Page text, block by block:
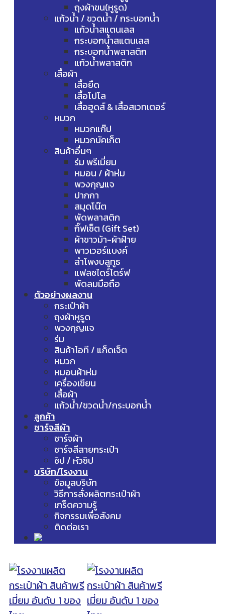
ถุงผ้าขน(หูรูด)
แก้วน้ำ / ขวดน้ำ / กระบอกน้ำ
แก้วน้ำสแตนเลส
กระบอกน้ำสแตนเลส
กระบอกน้ำพลาสติก
แก้วน้ำพลาสติก
เสื้อผ้า
เสื้อยืด
เสื้อโปโล
เสื้อฮูดส์ & เสื้อสเวทเตอร์
หมวก
หมวกแก๊ป
หมวกบัคเก็ต
สินค้าอื่นๆ
ร่ม พรีเมี่ยม
หมอน / ผ้าห่ม
พวงกุญแจ
ปากกา
สมุดโน๊ต
พัดพลาสติก
กิ๊ฟเซ็ต (Gift Set)
ผ้าขาวม้า-ผ้าฝ้าย
พาวเวอร์แบงค์
ลำโพงบลูทูธ
แฟลชไดร์ไดร์ฟ
พัดลมมือถือ
ตัวอย่างผลงาน
กระเป๋าผ้า
ถุงผ้าหูรูด
พวงกุญแจ
ร่ม
สินค้าไอที / แก็ดเจ็ต
หมวก
หมอนผ้าห่ม
เครื่องเขียน
เสื้อผ้า
แก้วน้ำ/ขวดน้ำ/กระบอกน้ำ
ลูกค้า
ชาร์จสีผ้า
ชาร์จผ้า
ชาร์จสีสายกระเป๋า
ซิป / หัวซิป
บริษัท/โรงงาน
ข้อมูลบริษัท
วิธีการสั่งผลิตกระเป๋าผ้า
เกร็ดความรู้
กิจกรรมเพื่อสังคม
ติดต่อเรา